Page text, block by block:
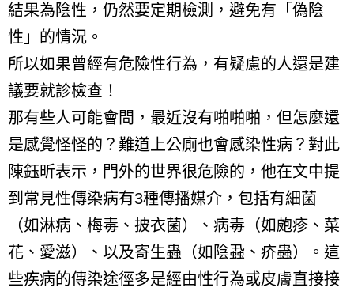
結果為陰性，仍然要定期檢測，避免有「偽陰
性」的情況。
所以如果曾經有危險性行為，有疑慮的人還是建
議要就診檢查！
那有些人可能會問，最近沒有啪啪啪，但怎麼還
是感覺怪怪的？難道上公廁也會感染性病？對此
陳鈺昕表示，門外的世界很危險的，他在文中提
到常見性傳染病有3種傳播媒介，包括有細菌
（如淋病、梅毒、披衣菌）、病毒（如皰疹、菜
花、愛滋）、以及寄生蟲（如陰蝨、疥蟲）。這
些疾病的傳染途徑多是經由性行為或皮膚直接接